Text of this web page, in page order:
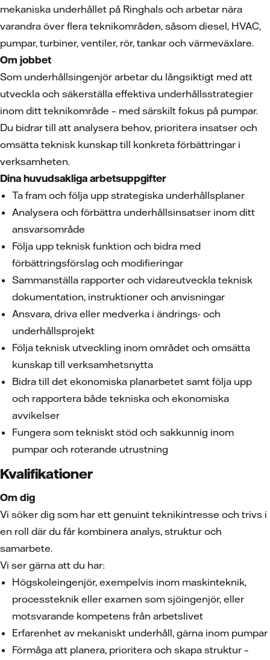
mekaniska underhållet på Ringhals och arbetar nära
varandra över flera teknikområden, såsom diesel, HVAC,
pumpar, turbiner, ventiler, rör, tankar och värmeväxlare.
Om jobbet
Som underhållsingenjör arbetar du långsiktigt med att
utveckla och säkerställa effektiva underhållsstrategier
inom ditt teknikområde – med särskilt fokus på pumpar.
Du bidrar till att analysera behov, prioritera insatser och
omsätta teknisk kunskap till konkreta förbättringar i
verksamheten.
Dina huvudsakliga arbetsuppgifter
Ta fram och följa upp strategiska underhållsplaner
Analysera och förbättra underhållsinsatser inom ditt
ansvarsområde
Följa upp teknisk funktion och bidra med
förbättringsförslag och modifieringar
Sammanställa rapporter och vidareutveckla teknisk
dokumentation, instruktioner och anvisningar
Ansvara, driva eller medverka i ändrings- och
underhållsprojekt
Följa teknisk utveckling inom området och omsätta
kunskap till verksamhetsnytta
Bidra till det ekonomiska planarbetet samt följa upp
och rapportera både tekniska och ekonomiska
avvikelser
Fungera som tekniskt stöd och sakkunnig inom
pumpar och roterande utrustning
Kvalifikationer
Om dig
Vi söker dig som har ett genuint teknikintresse och trivs i
en roll där du får kombinera analys, struktur och
samarbete.
Vi ser gärna att du har:
Högskoleingenjör, exempelvis inom maskinteknik,
processteknik eller examen som sjöingenjör, eller
motsvarande kompetens från arbetslivet
Erfarenhet av mekaniskt underhåll, gärna inom pumpar
Förmåga att planera, prioritera och skapa struktur –